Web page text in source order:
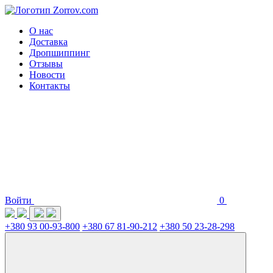
О нас
Доставка
Дропшиппинг
Отзывы
Новости
Контакты
Войти 0
+380 93 00-93-800 +380 67 81-90-212 +380 50 23-28-298